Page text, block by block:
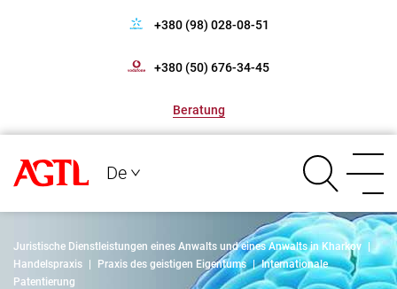
+380 (98) 028-08-51
+380 (50) 676-34-45
Beratung
De
Juristische Dienstleistungen eines Anwalts und eines Anwalts in Kharkov
|
Handelspraxis
Praxis des geistigen Eigentums | Internationale
Patentierung